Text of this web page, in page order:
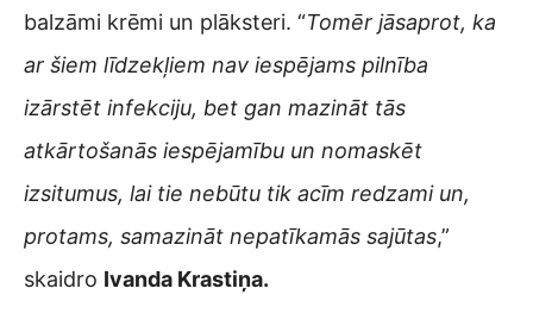
balzāmi krēmi un plāksteri. “Tomēr jāsaprot, ka
ar šiem līdzekļiem nav iespējams pilnība
izārstēt infekciju, bet gan mazināt tās
atkārtošanās iespējamību un nomaskēt
izsitumus, lai tie nebūtu tik acīm redzami un,
protams, samazināt nepatīkamās sajūtas,”
skaidro Ivanda Krastiņa.